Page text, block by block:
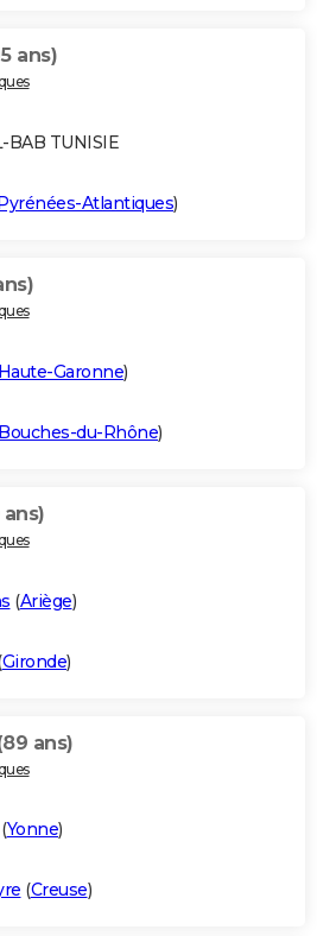
ans)
BAB TUNISIE
Atlantiques)
Garonne)
du-Rhône)
ans)
(Ariège)
Gironde)
ans)
(Yonne)
(Creuse)